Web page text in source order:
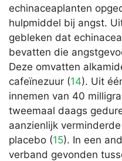
echinaceaplanten
hulpmiddel bij angst.
gebleken dat
bevatten die
Deze omvatten
cafeïnezuur (14). Uit
innemen van 40
tweemaal daags
aanzienlijk
placebo (15). In een
verband gevonden